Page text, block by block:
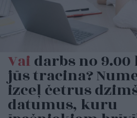
Vaidarbs no 9.00
jūs tracina?
izceļ četrus
datumus, kuru